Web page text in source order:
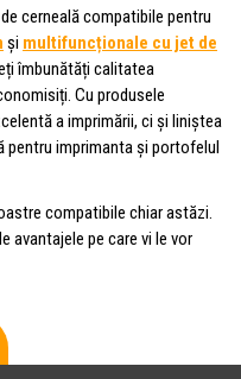
cerneală compatibile pentru
și multifuncționale cu jet de
îmbunătăți calitatea
Cu produsele
a imprimării, ci și liniștea
pentru imprimanta și portofelul
compatibile chiar astăzi.
avantajele pe care vi le vor